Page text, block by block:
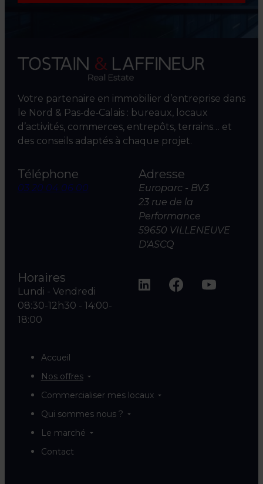
Votre partenaire en immobilier d’entreprise dans
le Nord & Pas‑de‑Calais : bureaux, locaux
d’activités, commerces, entrepôts, terrains… et
des conseils adaptés à chaque projet.
Téléphone
03 20 04 06 00
Adresse
Europarc - BV3
23 rue de la
Performance
59650 VILLENEUVE
D'ASCQ
Horaires
Lundi - Vendredi
08:30-12h30 - 14:00-
18:00
Accueil
Nos offres
Commercialiser mes locaux
Qui sommes nous ?
Le marché
Contact